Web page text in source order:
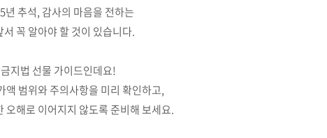
년 추석, 감사의 마음을 전하는
꼭 알아야 할 것이 있습니다.
지법 선물 가이드인데요!
액 범위와 주의사항을 미리 확인하고,
오해로 이어지지 않도록 준비해 보세요.